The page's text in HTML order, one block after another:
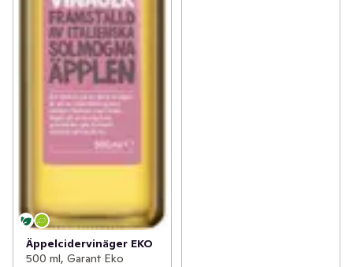
Äppelcidervinäger EKO
500 ml, Garant Eko